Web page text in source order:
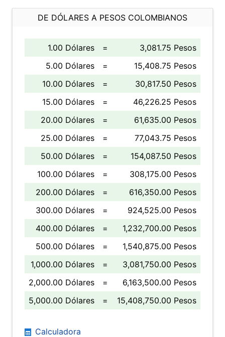
DE DÓLARES A PESOS COLOMBIANOS
1.00 Dólares =
3,081.75 Pesos
5.00 Dólares
=
15,408.75 Pesos
10.00 Dólares
=
30,817.50 Pesos
15.00 Dólares
=
46,226.25 Pesos
20.00 Dólares
=
61,635.00 Pesos
25.00 Dólares
=
77,043.75 Pesos
50.00 Dólares
=
154,087.50 Pesos
100.00 Dólares
=
308,175.00 Pesos
200.00 Dólares
=
616,350.00 Pesos
300.00 Dólares
=
924,525.00 Pesos
400.00 Dólares
=
1,232,700.00 Pesos
500.00 Dólares
=
1,540,875.00 Pesos
1,000.00 Dólares
=
3,081,750.00 Pesos
2,000.00 Dólares
=
6,163,500.00 Pesos
5,000.00 Dólares
= 15,408,750.00 Pesos
Calculadora